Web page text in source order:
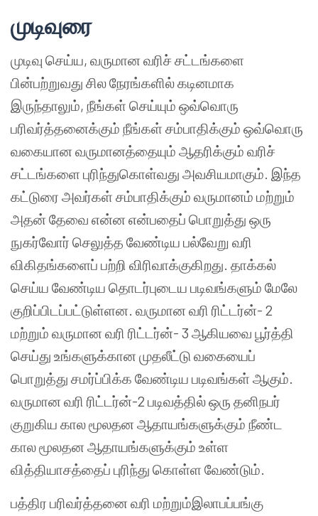
முடிவுரை
முடிவு செய்ய, வருமான வரிச் சட்டங்களை
பின்பற்றுவது சில நேரங்களில் கடினமாக
இருந்தாலும், நீங்கள் செய்யும் ஒவ்வொரு
பரிவர்த்தனைக்கும் நீங்கள் சம்பாதிக்கும் ஒவ்வொரு
வகையான வருமானத்தையும் ஆதரிக்கும் வரிச்
சட்டங்களை புரிந்துகொள்வது அவசியமாகும். இந்த
கட்டுரை அவர்கள் சம்பாதிக்கும் வருமானம் மற்றும்
அதன் தேவை என்ன என்பதைப் பொறுத்து ஒரு
நுகர்வோர் செலுத்த வேண்டிய பல்வேறு வரி
விகிதங்களைப் பற்றி விரிவாக்குகிறது. தாக்கல்
செய்ய வேண்டிய தொடர்புடைய படிவங்களும் மேலே
குறிப்பிடப்பட்டுள்ளன. வருமான வரி ரிட்டர்ன்- 2
மற்றும் வருமான வரி ரிட்டர்ன்- 3 ஆகியவை பூர்த்தி
செய்து உங்களுக்கான முதலீட்டு வகையைப்
பொறுத்து சமர்ப்பிக்க வேண்டிய படிவங்கள் ஆகும்.
வருமான வரி ரிட்டர்ன்-2 படிவத்தில் ஒரு தனிநபர்
குறுகிய கால மூலதன ஆதாயங்களுக்கும் நீண்ட
கால மூலதன ஆதாயங்களுக்கும் உள்ள
வித்தியாசத்தைப் புரிந்து கொள்ள வேண்டும்.
பத்திர பரிவர்த்தனை வரி மற்றும்இலாபப்பங்கு